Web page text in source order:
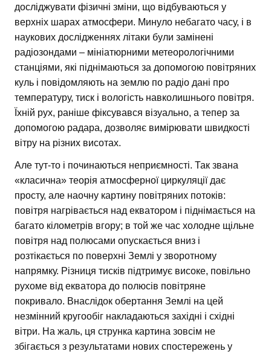
досліджувати фізичні зміни, що відбуваються у
верхніх шарах атмосфери. Минуло небагато часу, і в
наукових дослідженнях літаки були замінені
радіозондами – мініатюрними метеорологічними
станціями, які піднімаються за допомогою повітряних
куль і повідомляють на землю по радіо дані про
температуру, тиск і вологість навколишнього повітря.
Їхній рух, раніше фіксувався візуально, а тепер за
допомогою радара, дозволяє вимірювати швидкості
вітру на різних висотах.
Але тут-то і починаються неприємності. Так звана
«класична» теорія атмосферної циркуляції дає
просту, але наочну картину повітряних потоків:
повітря нагрівається над екватором і піднімається на
багато кілометрів вгору; в той же час холодне щільне
повітря над полюсами опускається вниз і
розтікається по поверхні Землі у зворотному
напрямку. Різниця тисків підтримує високе, повільно
рухоме від екватора до полюсів повітряне
покривало. Внаслідок обертання Землі на цей
незмінний кругообіг накладаються західні і східні
вітри. На жаль, ця струнка картина зовсім не
збігається з результатами нових спостережень у